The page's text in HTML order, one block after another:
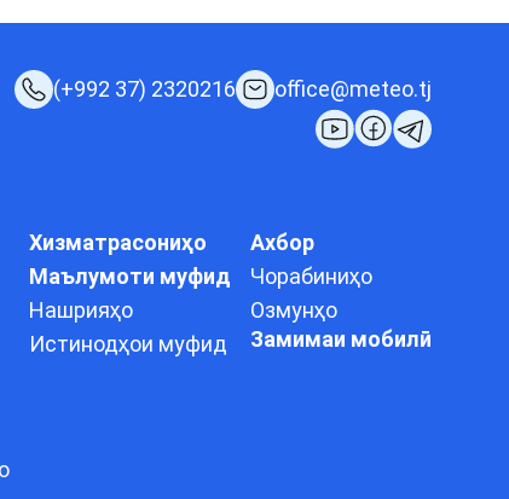
(+992 37) 2320216 office@meteo.tj
Хизматрасониҳо
Маълумоти муфид
Нашрияҳо
Истинодҳои муфид
Ахбор
Чорабиниҳо
Озмунҳо
Замимаи мобилӣ